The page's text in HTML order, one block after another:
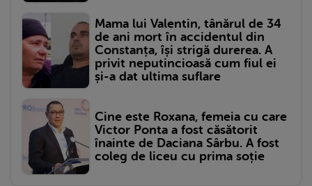
Mama lui Valentin, tânărul de 34
de ani mort în accidentul din
Constanța, își strigă durerea. A
privit neputincioasă cum fiul ei
și-a dat ultima suflare
Cine este Roxana, femeia cu care
Victor Ponta a fost căsătorit
înainte de Daciana Sârbu. A fost
coleg de liceu cu prima soție